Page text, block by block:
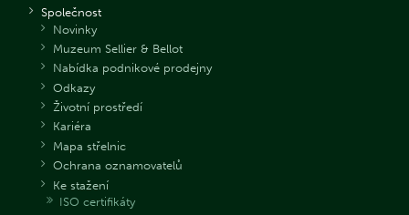
Společnost
Novinky
Muzeum Sellier & Bellot
Nabídka podnikové prodejny
Odkazy
Životní prostředí
Kariéra
Mapa střelnic
Ochrana oznamovatelů
Ke stažení
ISO certifikáty